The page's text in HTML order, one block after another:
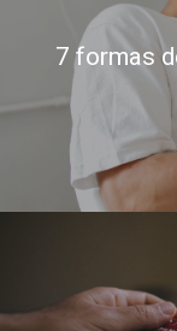
7 formas